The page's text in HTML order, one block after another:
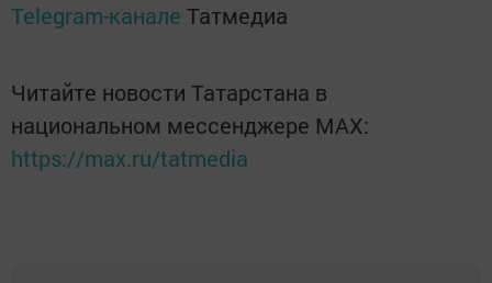
Telegram-канале Татмедиа
Читайте новости Татарстана в
национальном мессенджере MАХ:
https://max.ru/tatmedia